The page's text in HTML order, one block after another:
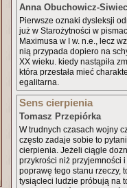
Anna Obuchowicz-Siwiec
Pierwsze oznaki dysleksji
już w Starożytności w
Maximusa w I w. n.e., lecz
nią przypada dopiero na
XX wieku. kiedy nastąpiła
która przestała mieć
egalitarna.
Sens cierpienia
Tomasz Przepiórka
W trudnych czasach wojny
często zadaje sobie to
cierpienia. Jeżeli ciągle
przykrości niż przyjemności
poprawę tego stanu rzeczy,
tysiącleci ludzie próbują na